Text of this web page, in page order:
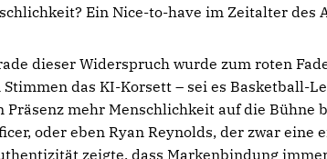
Ein Nice-to-have im Zeitalter des
dieser Widerspruch wurde zum roten
das KI-Korsett – sei es Basketball-
Präsenz mehr Menschlichkeit auf die Bühne
oder eben Ryan Reynolds, der zwar
zeigte, dass Markenbindung